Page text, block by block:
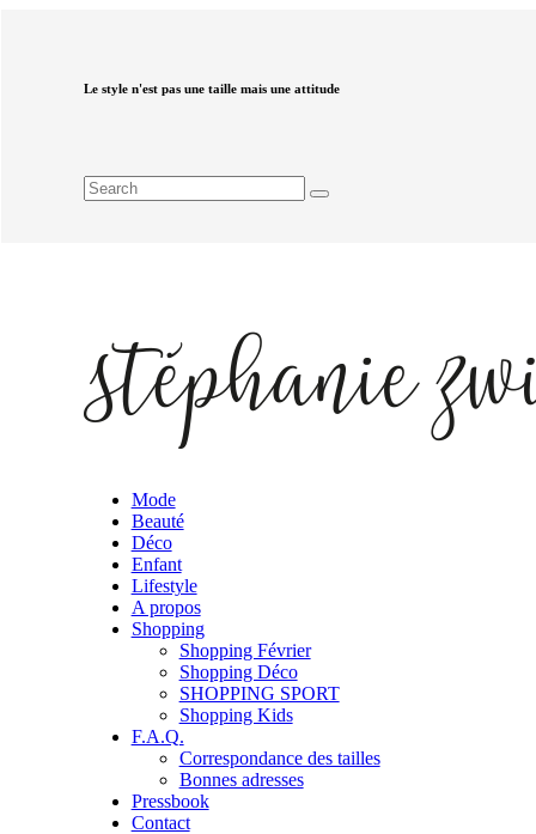
Le style n'est pas une taille mais une attitude
Mode
Beauté
Déco
Enfant
Lifestyle
A propos
Shopping
Shopping Février
Shopping Déco
SHOPPING SPORT
Shopping Kids
F.A.Q.
Correspondance des tailles
Bonnes adresses
Pressbook
Contact